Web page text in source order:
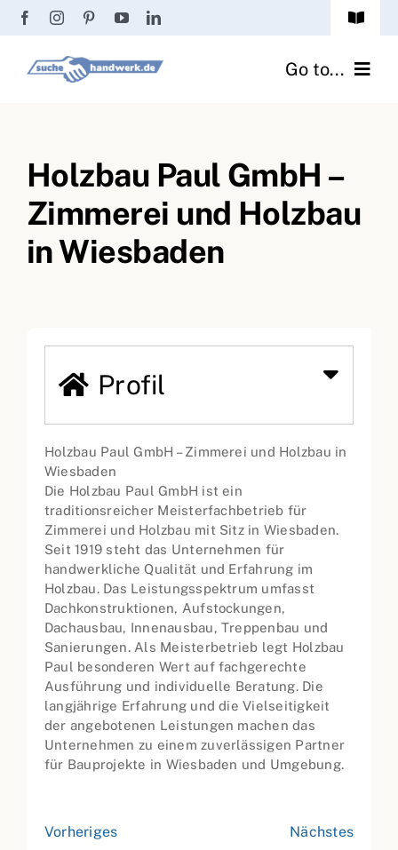
Zum
springen
Toggle
Passwort vergessen? Go to...
Fliesenrechner
Handwerker Ratgeber
Holzbau Paul GmbH –
Zimmerei und Holzbau
in Wiesbaden
Profil
Holzbau Paul GmbH – Zimmerei und Holzbau in
Wiesbaden
Die Holzbau Paul GmbH ist ein
traditionsreicher Meisterfachbetrieb für
Zimmerei und Holzbau mit Sitz in Wiesbaden.
Seit 1919 steht das Unternehmen für
handwerkliche Qualität und Erfahrung im
Holzbau. Das Leistungsspektrum umfasst
Dachkonstruktionen, Aufstockungen,
Dachausbau, Innenausbau, Treppenbau und
Sanierungen. Als Meisterbetrieb legt Holzbau
Paul besonderen Wert auf fachgerechte
Ausführung und individuelle Beratung. Die
langjährige Erfahrung und die Vielseitigkeit
der angebotenen Leistungen machen das
Unternehmen zu einem zuverlässigen Partner
für Bauprojekte in Wiesbaden und Umgebung.
Vorheriges Nächstes